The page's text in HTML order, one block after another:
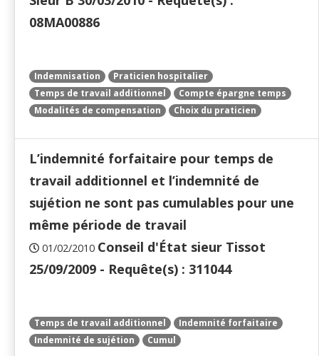
08MA00886
Indemnisation
Praticien hospitalier
Temps de travail additionnel
Compte épargne temps
Modalités de compensation
Choix du praticien
L’indemnité forfaitaire pour temps de
travail additionnel et l’indemnité de
sujétion ne sont pas cumulables pour une
même période de travail
01/02/2010 Conseil d'État sieur Tissot
25/09/2009 - Requête(s) : 311044
Temps de travail additionnel
Indemnité forfaitaire
Indemnité de sujétion
Cumul